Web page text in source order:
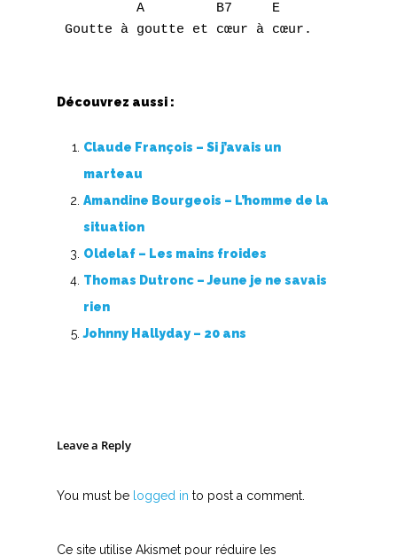
          A         B7     E
Découvrez aussi :
Claude François – Si j’avais un
marteau
Amandine Bourgeois – L’homme de la
situation
Oldelaf – Les mains froides
Thomas Dutronc – Jeune je ne savais
rien
Johnny Hallyday – 20 ans
Leave a Reply
You must be logged in to post a comment.
Ce site utilise Akismet pour réduire les
Top 100